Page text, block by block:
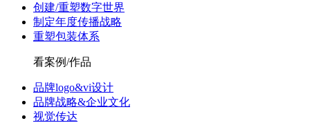
创建/重塑数字世界
制定年度传播战略
重塑包装体系
看案例/作品
品牌logo&vi设计
品牌战略&企业文化
视觉传达